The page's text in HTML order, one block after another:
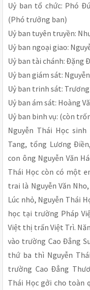
Uỷ ban tổ chức: Phó
(Phó trưởng ban)
Uỷ ban tuyên truyền:
Uỷ ban ngoại giao:
Uỷ ban tài chánh: Ðặng
Uỷ ban giám sát:
Uỷ ban trinh sát:
Uỷ ban ám sát: Hoàng
Uỷ ban binh vụ: (còn
Nguyễn Thái Học
Tang, tổng Lương
con ông Nguyễn Văn
Thái Học còn có một
trai là Nguyễn Văn
Lúc nhỏ, Nguyễn Thái
học tại trường Pháp
Việt thị trấn Việt Trì.
vào trường Cao Ðẳng
thứ ba thì Nguyễn
trường Cao Ðẳng
Thái Học gởi cho toàn